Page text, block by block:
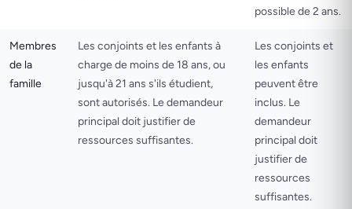
possible de 2 ans.
Membres
de la
famille
Les conjoints et les enfants à
charge de moins de 18 ans, ou
jusqu'à 21 ans s'ils étudient,
sont autorisés. Le demandeur
principal doit justifier de
ressources suffisantes.
Les conjoints et
les enfants
peuvent être
inclus. Le
demandeur
principal doit
justifier de
ressources
suffisantes.